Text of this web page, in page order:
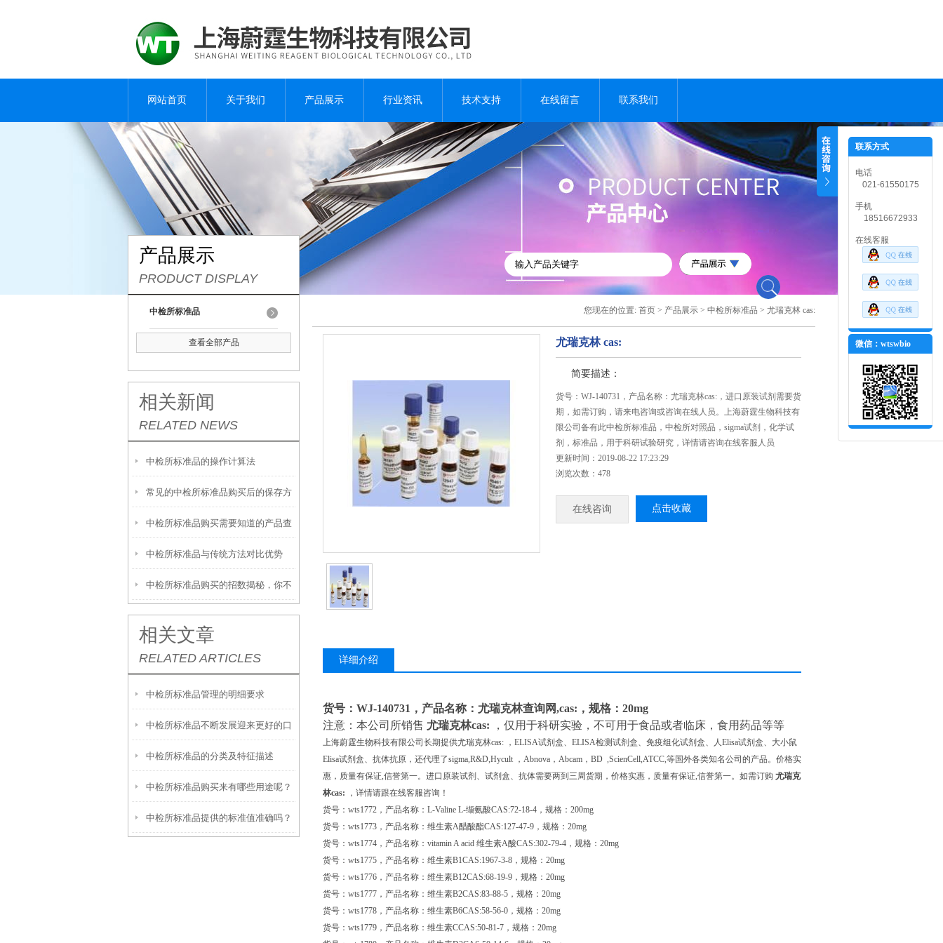
网站首页 关于我们 产品展示 行业资讯 技术支持 在线留言 联系我们
产品展示
PRODUCT DISPLAY
中检所标准品
查看全部产品
相关新闻
RELATED NEWS
中检所标准品的操作计算法
常见的中检所标准品购买后的保存方
法
中检所标准品购买需要知道的产品查
询方法
中检所标准品与传统方法对比优势
中检所标准品购买的招数揭秘，你不
看看？
相关文章
RELATED ARTICLES
中检所标准品管理的明细要求
中检所标准品不断发展迎来更好的口
碑
中检所标准品的分类及特征描述
中检所标准品购买来有哪些用途呢？
值得一看
中检所标准品提供的标准值准确吗？
您现在的位置: 首页 > 产品展示 > 中检所标准品 > 尤瑞克林 cas:
尤瑞克林 cas:
简要描述：
货号：WJ-140731，产品名称：尤瑞克林cas:，进口原装试剂需要货
期，如需订购，请来电咨询或咨询在线人员。上海蔚霆生物科技有
限公司备有此中检所标准品，中检所对照品，sigma试剂，化学试
剂，标准品，用于科研试验研究，详情请咨询在线客服人员
更新时间：2019-08-22 17:23:29
浏览次数：478
在线咨询 点击收藏
详细介绍
货号：WJ-140731，产品名称：尤瑞克林查询网,cas:，规格：20mg
注意：本公司所销售 尤瑞克林cas: ，仅用于科研实验，不可用于食品或者临床，食用药品等等
上海蔚霆生物科技有限公司长期提供尤瑞克林cas: ，ELISA试剂盒、ELISA检测试剂盒、免疫组化试剂盒、人Elisa试剂盒、大小鼠
Elisa试剂盒、抗体抗原，还代理了sigma,R&D,Hycult ，Abnova，Abcam，BD ,ScienCell,ATCC,等国外各类知名公司的产品。价格实
惠，质量有保证,信誉第一。进口原装试剂、试剂盒、抗体需要两到三周货期，价格实惠，质量有保证,信誉第一。如需订购 尤瑞克
林cas: ，详情请跟在线客服咨询！
货号：wts1772，产品名称：L-Valine L-缬氨酸CAS:72-18-4，规格：200mg
货号：wts1773，产品名称：维生素A醋酸酯CAS:127-47-9，规格：20mg
货号：wts1774，产品名称：vitamin A acid 维生素A酸CAS:302-79-4，规格：20mg
货号：wts1775，产品名称：维生素B1CAS:1967-3-8，规格：20mg
货号：wts1776，产品名称：维生素B12CAS:68-19-9，规格：20mg
货号：wts1777，产品名称：维生素B2CAS:83-88-5，规格：20mg
货号：wts1778，产品名称：维生素B6CAS:58-56-0，规格：20mg
货号：wts1779，产品名称：维生素CCAS:50-81-7，规格：20mg
联系方式
电话
021-61550175
手机
18516672933
在线客服
微信：wtswbio